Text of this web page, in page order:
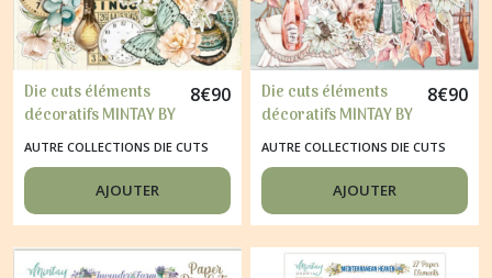
Die cuts éléments
décoratifs MINTAY BY
KAROLA
GRANDMA'ATTIC
8€90
AUTRE COLLECTIONS DIE CUTS
AJOUTER
Die cuts éléments
décoratifs MINTAY BY
KAROLA Blissful time
BLISSFUL TIME
8€90
AUTRE COLLECTIONS DIE CUTS
AJOUTER